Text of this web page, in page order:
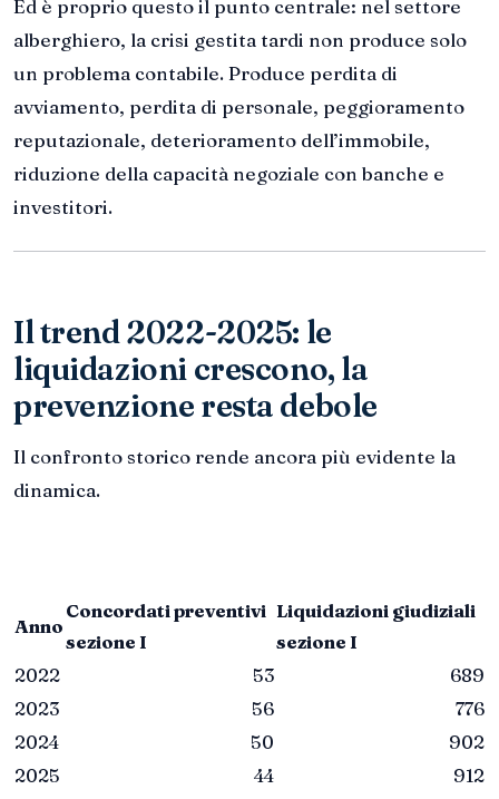
Ed è proprio questo il punto centrale: nel settore
alberghiero, la crisi gestita tardi non produce solo
un problema contabile. Produce perdita di
avviamento, perdita di personale, peggioramento
reputazionale, deterioramento dell’immobile,
riduzione della capacità negoziale con banche e
investitori.
Il trend 2022-2025: le
liquidazioni crescono, la
prevenzione resta debole
Il confronto storico rende ancora più evidente la
dinamica.
Anno
Concordati preventivi
sezione I
Liquidazioni giudiziali
sezione I
2022
53
689
2023
56
776
2024
50
902
2025
44 912